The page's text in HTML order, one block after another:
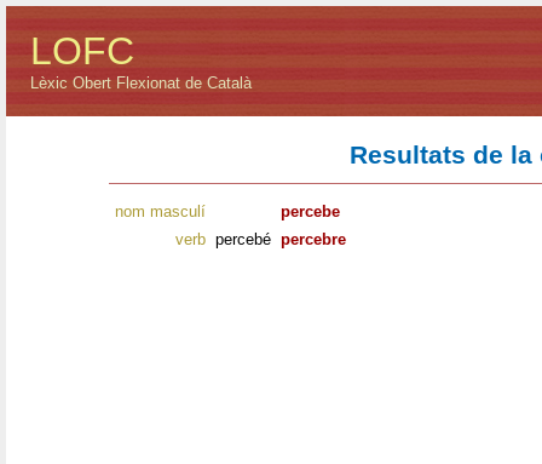
LOFC
Lèxic Obert Flexionat de Català
Resultats de la
nom masculí
percebe
verb percebé percebre